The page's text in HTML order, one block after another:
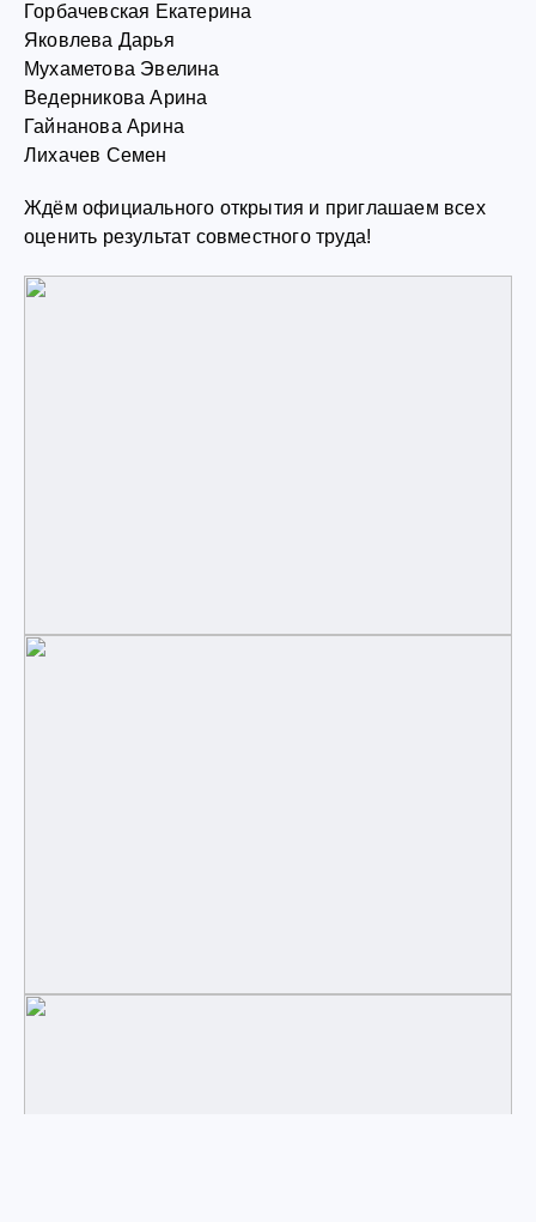
Горбачевская Екатерина
Яковлева Дарья
Мухаметова Эвелина
Ведерникова Арина
Гайнанова Арина
Лихачев Семен
Ждём официального открытия и приглашаем всех
оценить результат совместного труда!